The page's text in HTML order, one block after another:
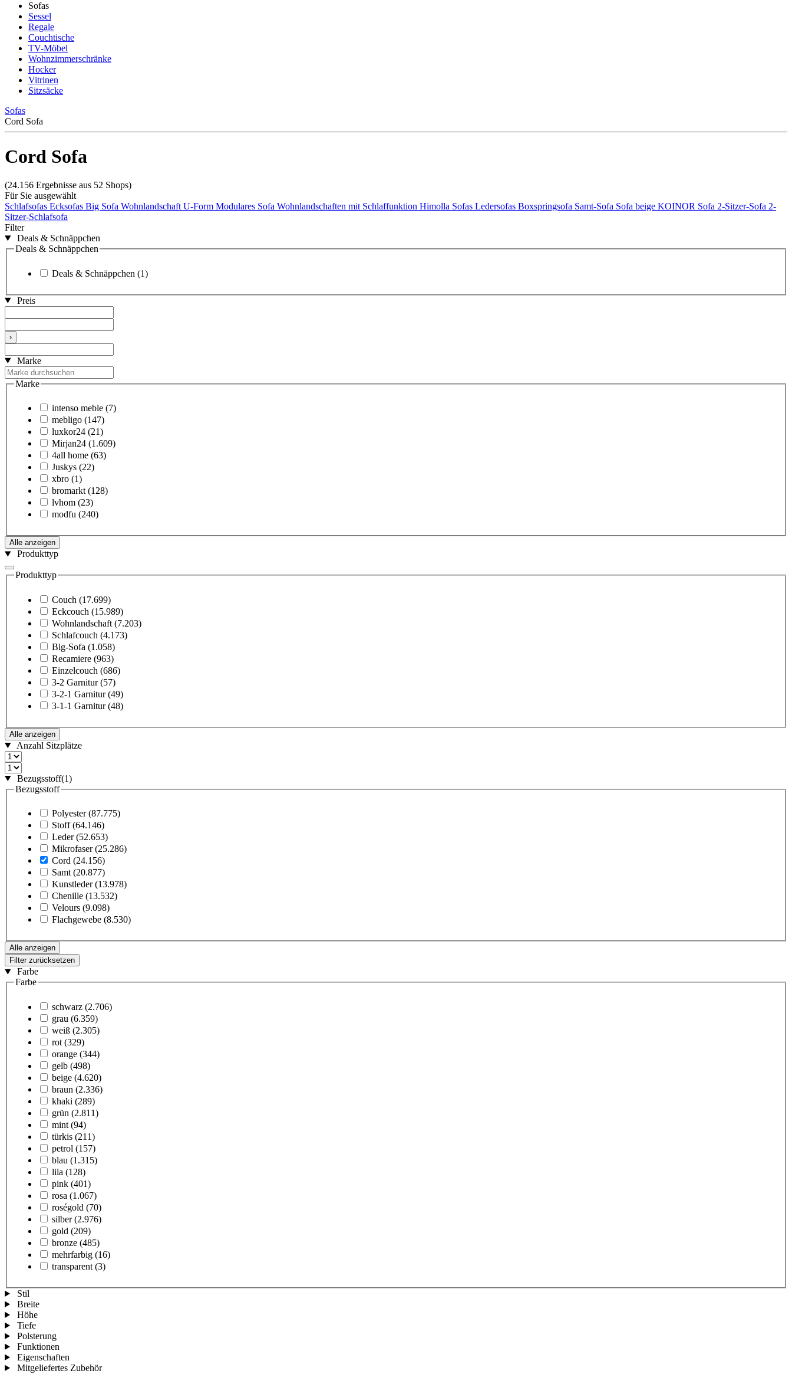
Sofas
Sessel
Regale
Couchtische
TV-Möbel
Wohnzimmerschränke
Hocker
Vitrinen
Sitzsäcke
Sofas
Cord Sofa
Cord Sofa
(24.156 Ergebnisse aus 52 Shops)
Für Sie ausgewählt
Schlafsofas Ecksofas Big Sofa Wohnlandschaft U-Form Modulares Sofa Wohnlandschaften mit Schlaffunktion Himolla Sofas Ledersofas Boxspringsofa Samt-Sofa Sofa beige KOINOR Sofa 2-Sitzer-Sofa 2-
Sitzer-Schlafsofa
Filter
Deals & Schnäppchen
Deals & Schnäppchen
Deals & Schnäppchen (1)
Preis
›
Marke
Marke
intenso meble (7)
mebligo (147)
luxkor24 (21)
Mirjan24 (1.609)
4all home (63)
Juskys (22)
xbro (1)
bromarkt (128)
lvhom (23)
modfu (240)
Alle anzeigen
Produkttyp
Produkttyp
Couch (17.699)
Eckcouch (15.989)
Wohnlandschaft (7.203)
Schlafcouch (4.173)
Big-Sofa (1.058)
Recamiere (963)
Einzelcouch (686)
3-2 Garnitur (57)
3-2-1 Garnitur (49)
3-1-1 Garnitur (48)
Alle anzeigen
Anzahl Sitzplätze
Bezugsstoff(1)
Bezugsstoff
Polyester (87.775)
Stoff (64.146)
Leder (52.653)
Mikrofaser (25.286)
Cord (24.156)
Samt (20.877)
Kunstleder (13.978)
Chenille (13.532)
Velours (9.098)
Flachgewebe (8.530)
Alle anzeigen
Filter zurücksetzen
Farbe
Farbe
schwarz (2.706)
grau (6.359)
weiß (2.305)
rot (329)
orange (344)
gelb (498)
beige (4.620)
braun (2.336)
khaki (289)
grün (2.811)
mint (94)
türkis (211)
petrol (157)
blau (1.315)
lila (128)
pink (401)
rosa (1.067)
roségold (70)
silber (2.976)
gold (209)
bronze (485)
mehrfarbig (16)
transparent (3)
Stil
Breite
Höhe
Tiefe
Polsterung
Funktionen
Eigenschaften
Mitgeliefertes Zubehör